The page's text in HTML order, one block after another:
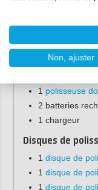
Indicateur de
Contenu
1 polisseuse
2 batteries
1 chargeur
Disques de
1 disque de
1 disque de
1 disque de
Non, ajuster